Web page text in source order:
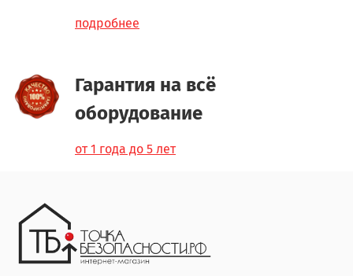
подробнее
Гарантия на всё
оборудование
от 1 года до 5 лет